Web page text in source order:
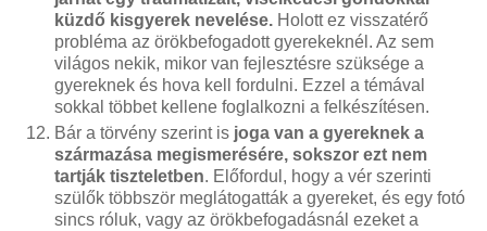
küzdő kisgyerek nevelése. Holott ez visszatérő
probléma az örökbefogadott gyerekeknél. Az sem
világos nekik, mikor van fejlesztésre szüksége a
gyereknek és hova kell fordulni. Ezzel a témával
sokkal többet kellene foglalkozni a felkészítésen.
Bár a törvény szerint is joga van a gyereknek a
származása megismerésére, sokszor ezt nem
tartják tiszteletben. Előfordul, hogy a vér szerinti
szülők többször meglátogatták a gyereket, és egy fotó
sincs róluk, vagy az örökbefogadásnál ezeket a